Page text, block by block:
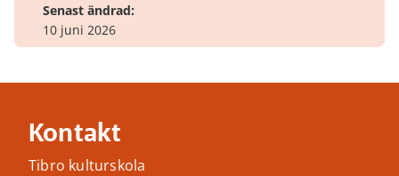
Senast ändrad:
10 juni 2026
Kontakt
Tibro kulturskola